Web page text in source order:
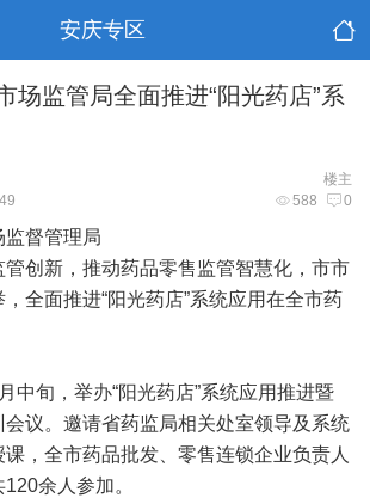
安庆专区
场监管局全面推进“阳光药店”系
楼主
588 0
督管理局
管创新，推动药品零售监管智慧化，市市
全面推进“阳光药店”系统应用在全市药
中旬，举办“阳光药店”系统应用推进暨
议。邀请省药监局相关处室领导及系统
，全市药品批发、零售连锁企业负责人
余人参加。